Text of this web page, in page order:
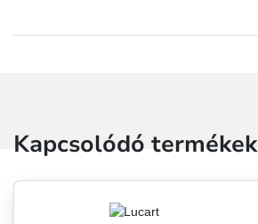
Kapcsolódó termékek